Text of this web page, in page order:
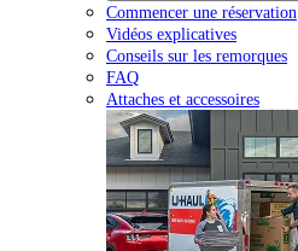
Commencer une réservation
Vidéos explicatives
Conseils sur les remorques
FAQ
Attaches et accessoires